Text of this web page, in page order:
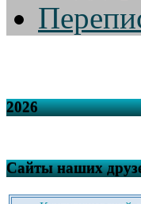
2026
Сайты наших